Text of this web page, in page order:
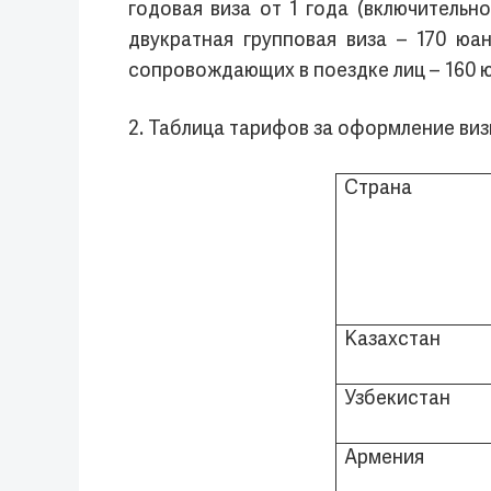
годовая виза от 1 года
двукратная групповая виза – 170
сопровождающих в поездке лиц – 160
2. Таблица тарифов за оформление
Страна
Казахстан
Узбекистан
Армения